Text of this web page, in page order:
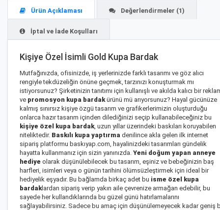
Ürün Açıklaması Değerlendirmeler (1)
İptal ve İade Koşulları
Kişiye Özel İsimli Gold Kupa Bardak
Mutfağınızda, ofisinizde, iş yerlerinizde farklı tasarımı ve göz alıcı
rengiyle tekdüzeliğin önüne geçmek, tarzınızı konuşturmak mı
istiyorsunuz? Şirketinizin tanıtımı için kullanışlı ve akılda kalıcı bir
ve promosyon kupa bardakürünü mü arıyorsunuz? Hayal gücünüze
kalmış sınırsız kişiye özgü tasarım ve grafikerlerimizin oluşturduğu
onlarca hazır tasarım içinden dilediğinizi seçip kullanabileceğiniz bu
kişiye özel kupa bardak, uzun yıllar üzerindeki baskıları koruyabilen
niteliktedir. Baskılı kupa yaptırma denilince akla gelen ilk internet
sipariş platformu baskıyap.com, hayalinizdeki tasarımları gündelik
hayatta kullanmanız için sizin yanınızda. Yeni doğum yapan anneye
hediye olarak düşünülebilecek bu tasarım, eşiniz ve bebeğinizin baş
harfleri, isimleri veya o günün tarihini ölümsüzleştirmek için ideal bir
hediyelik eşyadır. Bu bağlamda birkaç adet bu isme özel kupa
bardaklardan sipariş verip yakın aile çevrenize armağan edebilir, bu
sayede her kullandıklarında bu güzel günü hatırlamalarını
sağlayabilirsiniz. Sadece bu amaç için düşünülemeyecek kadar geniş